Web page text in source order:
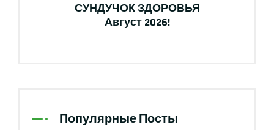
СУНДУЧОК ЗДОРОВЬЯ
Август 2026!
Популярные Посты